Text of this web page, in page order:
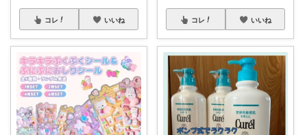
コレ いいね コレ いいね